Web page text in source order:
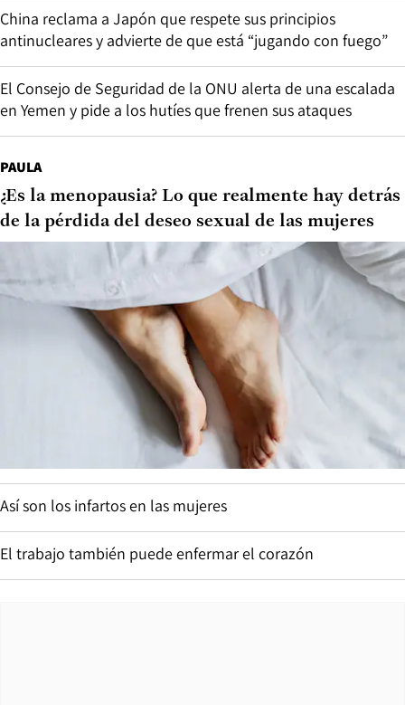
China reclama a Japón que respete sus principios
antinucleares y advierte de que está “jugando con fuego”
El Consejo de Seguridad de la ONU alerta de una escalada
en Yemen y pide a los hutíes que frenen sus ataques
PAULA
¿Es la menopausia? Lo que realmente hay detrás
de la pérdida del deseo sexual de las mujeres
Así son los infartos en las mujeres
El trabajo también puede enfermar el corazón